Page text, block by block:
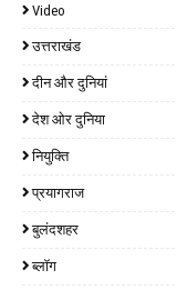
Video
उत्तराखंड
दीन और दुनियां
देश ओर दुनिया
नियुक्ति
प्रयागराज
बुलंदशहर
ब्लॉग